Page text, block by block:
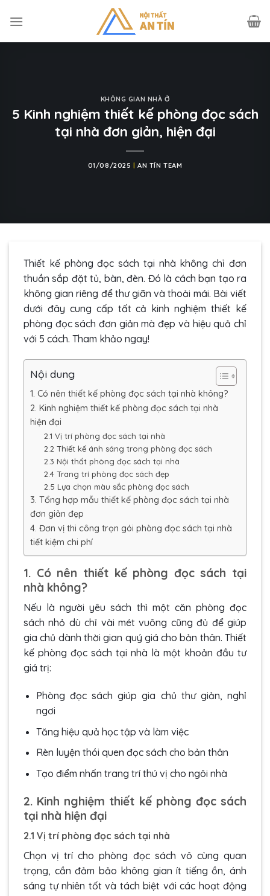
KHÔNG GIAN NHÀ Ở
5 Kinh nghiệm thiết kế phòng đọc sách
tại nhà đơn giản, hiện đại
01/08/2025 |AN TÍN TEAM
Thiết kế phòng đọc sách tại nhà không chỉ đơn
thuần sắp đặt tủ, bàn, đèn. Đó là cách bạn tạo ra
không gian riêng để thư giãn và thoải mái. Bài viết
dưới đây cung cấp tất cả kinh nghiệm thiết kế
phòng đọc sách đơn giản mà đẹp và hiệu quả chỉ
với 5 cách. Tham khảo ngay!
Nội dung
1. Có nên thiết kế phòng đọc sách tại nhà không?
2. Kinh nghiệm thiết kế phòng đọc sách tại nhà
hiện đại
2.1 Vị trí phòng đọc sách tại nhà
2.2 Thiết kế ánh sáng trong phòng đọc sách
2.3 Nội thất phòng đọc sách tại nhà
2.4 Trang trí phòng đọc sách đẹp
2.5 Lựa chọn màu sắc phòng đọc sách
3. Tổng hợp mẫu thiết kế phòng đọc sách tại nhà
đơn giản đẹp
4. Đơn vị thi công trọn gói phòng đọc sách tại nhà
tiết kiệm chi phí
1. Có nên thiết kế phòng đọc sách tại
nhà không?
Nếu là người yêu sách thì một căn phòng đọc
sách nhỏ dù chỉ vài mét vuông cũng đủ để giúp
gia chủ dành thời gian quý giá cho bản thân. Thiết
kế phòng đọc sách tại nhà là một khoản đầu tư
giá trị:
Phòng đọc sách giúp gia chủ thư giản, nghỉ
ngơi
Tăng hiệu quả học tập và làm việc
Rèn luyện thói quen đọc sách cho bản thân
Tạo điểm nhấn trang trí thú vị cho ngôi nhà
2. Kinh nghiệm thiết kế phòng đọc sách
tại nhà hiện đại
2.1 Vị trí phòng đọc sách tại nhà
Chọn vị trí cho phòng đọc sách vô cùng quan
trọng, cần đảm bảo không gian ít tiếng ồn, ánh
sáng tự nhiên tốt và tách biệt với các hoạt động